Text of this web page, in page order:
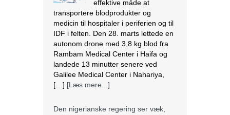
effektive måde at
transportere blodprodukter og
medicin til hospitaler i periferien og til
IDF i felten. Den 28. marts lettede en
autonom drone med 3,8 kg blod fra
Rambam Medical Center i Haifa og
landede 13 minutter senere ved
Galilee Medical Center i Nahariya,
[…] [Læs mere...]
Den nigerianske regering ser væk,